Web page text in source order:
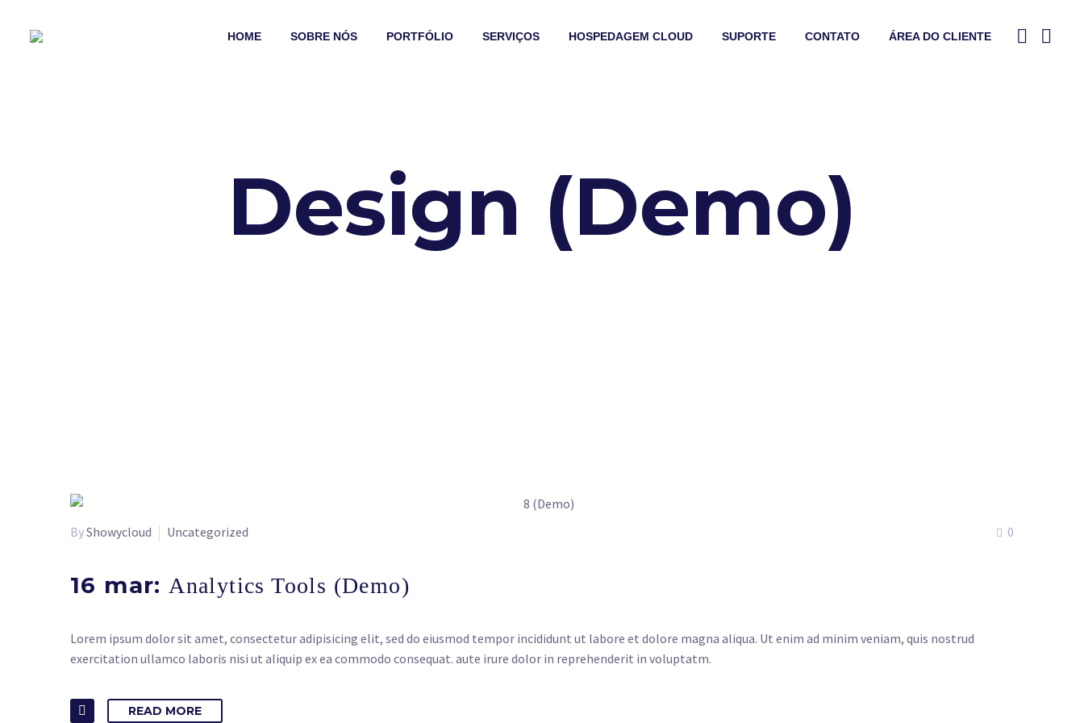
HOME SOBRE NÓS PORTFÓLIO SERVIÇOS HOSPEDAGEM CLOUD SUPORTE CONTATO ÁREA DO CLIENTE
Design (Demo)
0
ByShowycloud Uncategorized
16 mar:Analytics Tools (Demo)
Lorem ipsum dolor sit amet, consectetur adipisicing elit, sed do eiusmod tempor incididunt ut labore et dolore magna aliqua. Ut enim ad minim veniam, quis nostrud
exercitation ullamco laboris nisi ut aliquip ex ea commodo consequat. aute irure dolor in reprehenderit in voluptatm.
READ MORE